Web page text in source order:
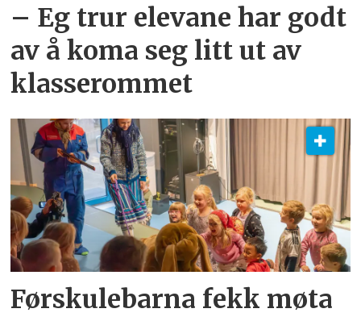
– Eg trur elevane har godt
av å koma seg litt ut av
klasserommet
Førskulebarna fekk møta